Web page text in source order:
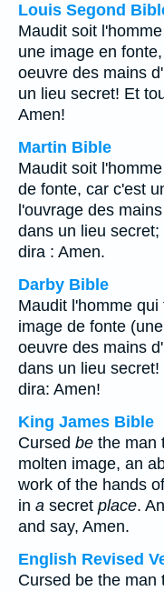
Louis Segond
Maudit soit
une image en
oeuvre des mains
un lieu secret! Et
Amen!
Martin Bible
Maudit soit
de fonte, car c'est
l'ouvrage des
dans un lieu
dira : Amen.
Darby Bible
Maudit l'homme
image de fonte
oeuvre des mains
dans un lieu
dira: Amen!
King James Bible
Cursed be the man
molten image, an
work of the hands
in a secret place.
and say, Amen.
English Revised
Cursed be the man